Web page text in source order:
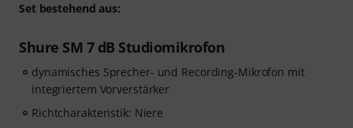
Set bestehend aus:
Shure SM 7 dB Studiomikrofon
dynamisches Sprecher- und Recording-Mikrofon mit
integriertem Vorverstärker
Richtcharakteristik: Niere